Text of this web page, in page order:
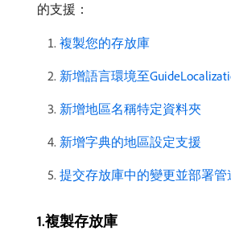
的支援：
複製您的存放庫
新增語言環境至
新增地區名稱特定資料夾
新增字典的地區設定支援
提交存放庫中的變更並部署管
1.複製存放庫